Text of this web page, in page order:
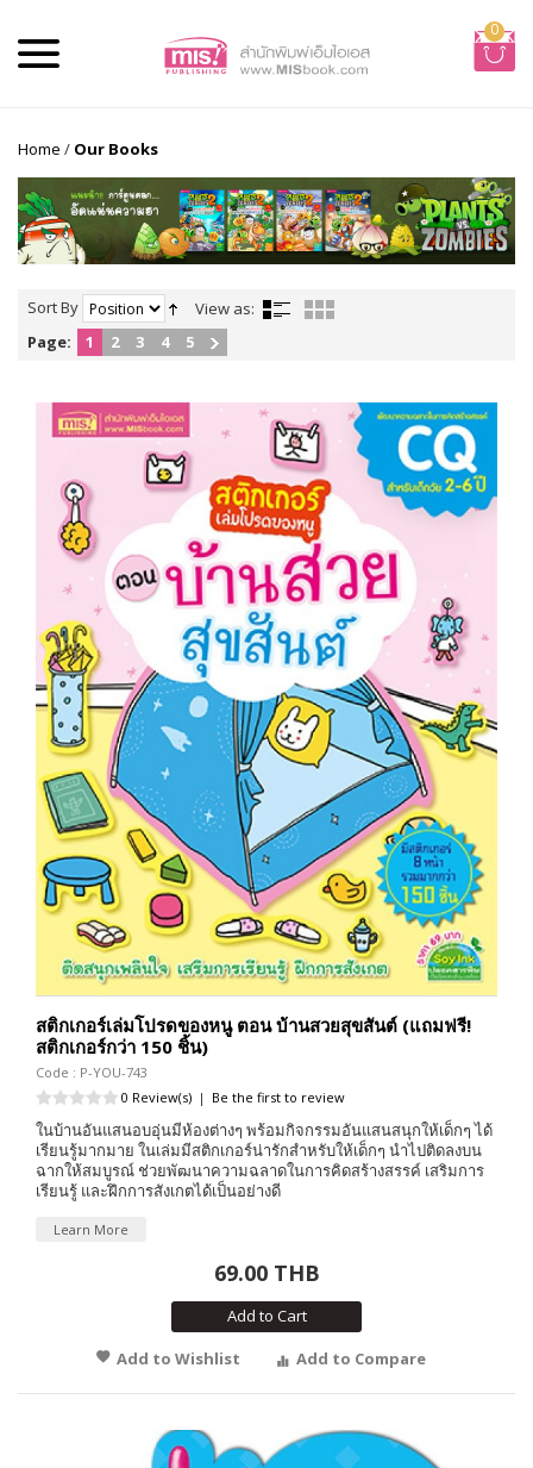
0
Home / Our Books
Sort By
View as:
Page:
1 2 3 4 5
สติกเกอร์เล่มโปรดของหนู ตอน บ้านสวยสุขสันต์ (แถมฟรี!
สติกเกอร์กว่า 150 ชิ้น)
Code : P-YOU-743
0 Review(s) | Be the first to review
ในบ้านอันแสนอบอุ่นมีห้องต่างๆ พร้อมกิจกรรมอันแสนสนุกให้เด็กๆ ได้
เรียนรู้มากมาย ในเล่มมีสติกเกอร์น่ารักสำหรับให้เด็กๆ นำไปติดลงบน
ฉากให้สมบูรณ์ ช่วยพัฒนาความฉลาดในการคิดสร้างสรรค์ เสริมการ
เรียนรู้ และฝึกการสังเกตได้เป็นอย่างดี
Learn More
69.00 THB
Add to Cart
Add to Wishlist
Add to Compare